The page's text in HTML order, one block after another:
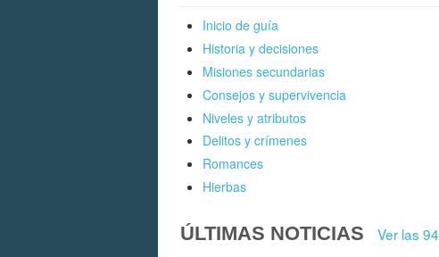
Inicio de guía
Historia y decisiones
Misiones secundarias
Consejos y supervivencia
Niveles y atributos
Delitos y crímenes
Romances
Hierbas
ÚLTIMAS NOTICIAS Ver las